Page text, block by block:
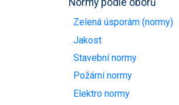
Normy podle oborů
Zelená úsporám (normy)
Jakost
Stavební normy
Požární normy
Elektro normy